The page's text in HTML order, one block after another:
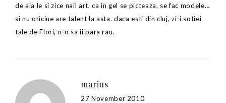
de aia le si zice nail art, ca in gel se picteaza, se fac modele…
si nu oricine are talent la asta. daca esti din cluj, zi-i sotiei
tale de Flori, n-o sa ii para rau.
marius
27 November 2010